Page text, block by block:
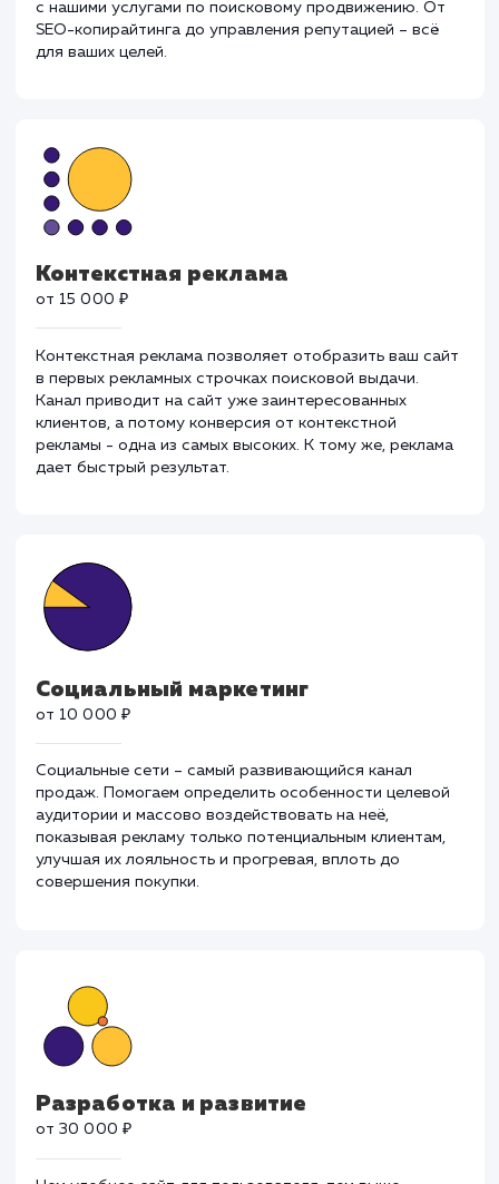
Поисковое продвижение
с нашими услугами по поисковому продвижению. От
SEO-копирайтинга до управления репутацией – всё
для ваших целей.
Контекстная реклама
от 15 000 ₽
в первых рекламных строчках поисковой выдачи.
Канал приводит на сайт уже заинтересованных
клиентов, а потому конверсия от контекстной
рекламы - одна из самых высоких. К тому же,
Социальные сети – самый развивающийся канал
продаж. Помогаем определить особенности целевой
аудитории и массово воздействовать на неё,
улучшая их лояльность и прогревая, вплоть до
совершения покупки.